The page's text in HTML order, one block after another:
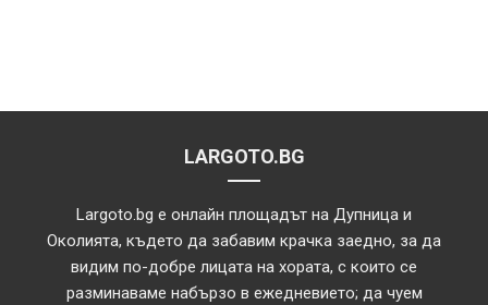
LARGOTO.BG
Largoto.bg е онлайн площадът на Дупница и
Околията, където да забавим крачка заедно, за да
видим по-добре лицата на хората, с които се
разминаваме набързо в ежедневието; да чуем